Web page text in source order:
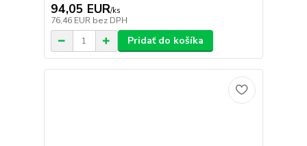
94,05 EUR/ks
76,46 EUR bez DPH
Pridať do košíka